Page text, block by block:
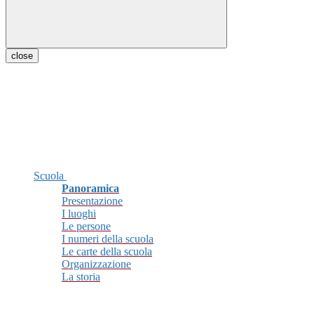
close
Scuola
Panoramica
Presentazione
I luoghi
Le persone
I numeri della scuola
Le carte della scuola
Organizzazione
La storia